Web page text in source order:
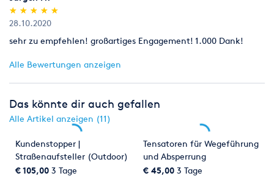
(*)
★
★
(*) ★
★
(*) ★
★
(*) ★
★
(*) ★
★
28.10.2020
sehr zu empfehlen! großartiges Engagement! 1.000 Dank!
Alle Bewertungen anzeigen
Das könnte dir auch gefallen
Alle Artikel anzeigen (11)
Kundenstopper |
Straßenaufsteller (Outdoor)
€ 105,00 3 Tage
Tensatoren für Wegeführung
und Absperrung
€ 45,00 3 Tage